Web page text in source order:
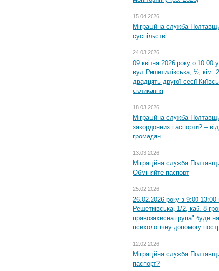
15.04.2026
Міграційна служба
суспільстві
24.03.2026
09 квітня 2026 року о 10:00
вул.Решетилівська, ½, кім.
двадцять другої сесії
скликання
18.03.2026
Міграційна служба
закордонних паспорти? –
громадян
13.03.2026
Міграційна служба
Обміняйте паспорт
25.02.2026
26.02.2026 року з 9:00-
Решетиівська, 1/2, каб. 8
правозахисна група" буде
психологічну допомогу
12.02.2026
Міграційна служба
паспорт?